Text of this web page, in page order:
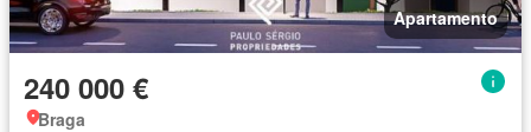
Apartamento
240 000 €
Braga